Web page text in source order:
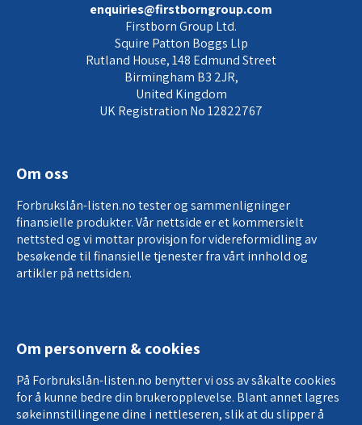
enquiries@firstborngroup.com
Firstborn Group Ltd.
Squire Patton Boggs Llp
Rutland House, 148 Edmund Street
Birmingham B3 2JR,
United Kingdom
UK Registration No 12822767
Om oss
Forbrukslån-listen.no tester og sammenligninger
finansielle produkter. Vår nettside er et kommersielt
nettsted og vi mottar provisjon forvidereformidling av
besøkende til finansielle tjenesterfra vårt innhold og
artikler på nettsiden.
Om personvern & cookies
På Forbrukslån-listen.no benytter vi oss av såkalte cookies
for å kunne bedre din brukeropplevelse. Blant annet lagres
søkeinnstillingene dine i nettleseren, slik at du slipper å